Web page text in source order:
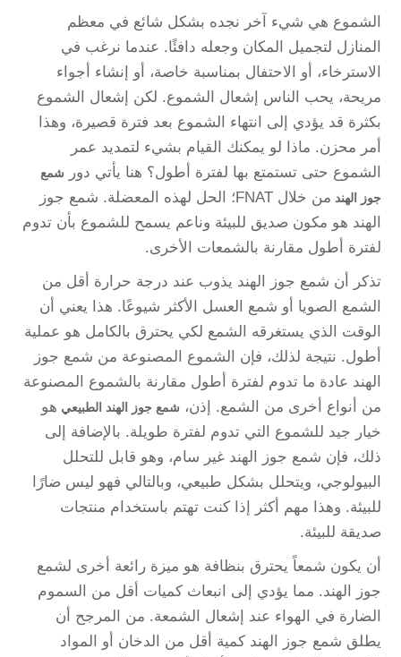
الشموع هي شيء آخر نجده بشكل شائع في معظم
المنازل لتجميل المكان وجعله دافئًا. عندما نرغب في
الاسترخاء، أو الاحتفال بمناسبة خاصة، أو إنشاء أجواء
مريحة، يحب الناس إشعال الشموع. لكن إشعال الشموع
بكثرة قد يؤدي إلى انتهاء الشموع بعد فترة قصيرة، وهذا
أمر محزن. ماذا لو يمكنك القيام بشيء لتمديد عمر
الشموع حتى تستمتع بها لفترة أطول؟ هنا يأتي دور
شمع
جوز الهند
من خلال FNAT؛ الحل لهذه المعضلة. شمع جوز
الهند هو مكون صديق للبيئة وناعم يسمح للشموع بأن تدوم
لفترة أطول مقارنة بالشمعات الأخرى.
تذكر أن شمع جوز الهند يذوب عند درجة حرارة أقل من
الشمع الصويا أو شمع العسل الأكثر شيوعًا. هذا يعني أن
الوقت الذي يستغرقه الشمع لكي يحترق بالكامل هو عملية
أطول. نتيجة لذلك، فإن الشموع المصنوعة من شمع جوز
الهند عادة ما تدوم لفترة أطول مقارنة بالشموع المصنوعة
من أنواع أخرى من الشمع. إذن، شمع جوز الهند الطبيعي هو
خيار جيد للشموع التي تدوم لفترة طويلة. بالإضافة إلى
ذلك، فإن شمع جوز الهند غير سام، وهو قابل للتحلل
البيولوجي، ويتحلل بشكل طبيعي، وبالتالي فهو ليس ضارًا
للبيئة. وهذا مهم أكثر إذا كنت تهتم باستخدام منتجات
صديقة للبيئة.
أن يكون شمعاً يحترق بنظافة هو ميزة رائعة أخرى لشمع
جوز الهند. مما يؤدي إلى انبعاث كميات أقل من السموم
الضارة في الهواء عند إشعال الشمعة. من المرجح أن
يطلق شمع جوز الهند كمية أقل من الدخان أو المواد